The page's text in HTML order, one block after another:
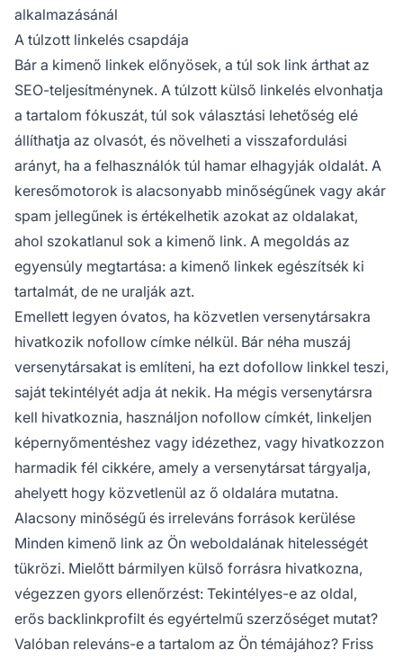
alkalmazásánál
A túlzott linkelés csapdája
Bár a kimenő linkek előnyösek, a túl sok link árthat az
SEO-teljesítménynek. A túlzott külső linkelés elvonhatja
a tartalom fókuszát, túl sok választási lehetőség elé
állíthatja az olvasót, és növelheti a visszafordulási
arányt, ha a felhasználók túl hamar elhagyják oldalát. A
keresőmotorok is alacsonyabb minőségűnek vagy akár
spam jellegűnek is értékelhetik azokat az oldalakat,
ahol szokatlanul sok a kimenő link. A megoldás az
egyensúly megtartása: a kimenő linkek egészítsék ki
tartalmát, de ne uralják azt.
Emellett legyen óvatos, ha közvetlen versenytársakra
hivatkozik nofollow címke nélkül. Bár néha muszáj
versenytársakat is említeni, ha ezt dofollow linkkel teszi,
saját tekintélyét adja át nekik. Ha mégis versenytársra
kell hivatkoznia, használjon nofollow címkét, linkeljen
képernyőmentéshez vagy idézethez, vagy hivatkozzon
harmadik fél cikkére, amely a versenytársat tárgyalja,
ahelyett hogy közvetlenül az ő oldalára mutatna.
Alacsony minőségű és irreleváns források kerülése
Minden kimenő link az Ön weboldalának hitelességét
tükrözi. Mielőtt bármilyen külső forrásra hivatkozna,
végezzen gyors ellenőrzést: Tekintélyes-e az oldal,
erős backlinkprofilt és egyértelmű szerzőséget mutat?
Valóban releváns-e a tartalom az Ön témájához? Friss